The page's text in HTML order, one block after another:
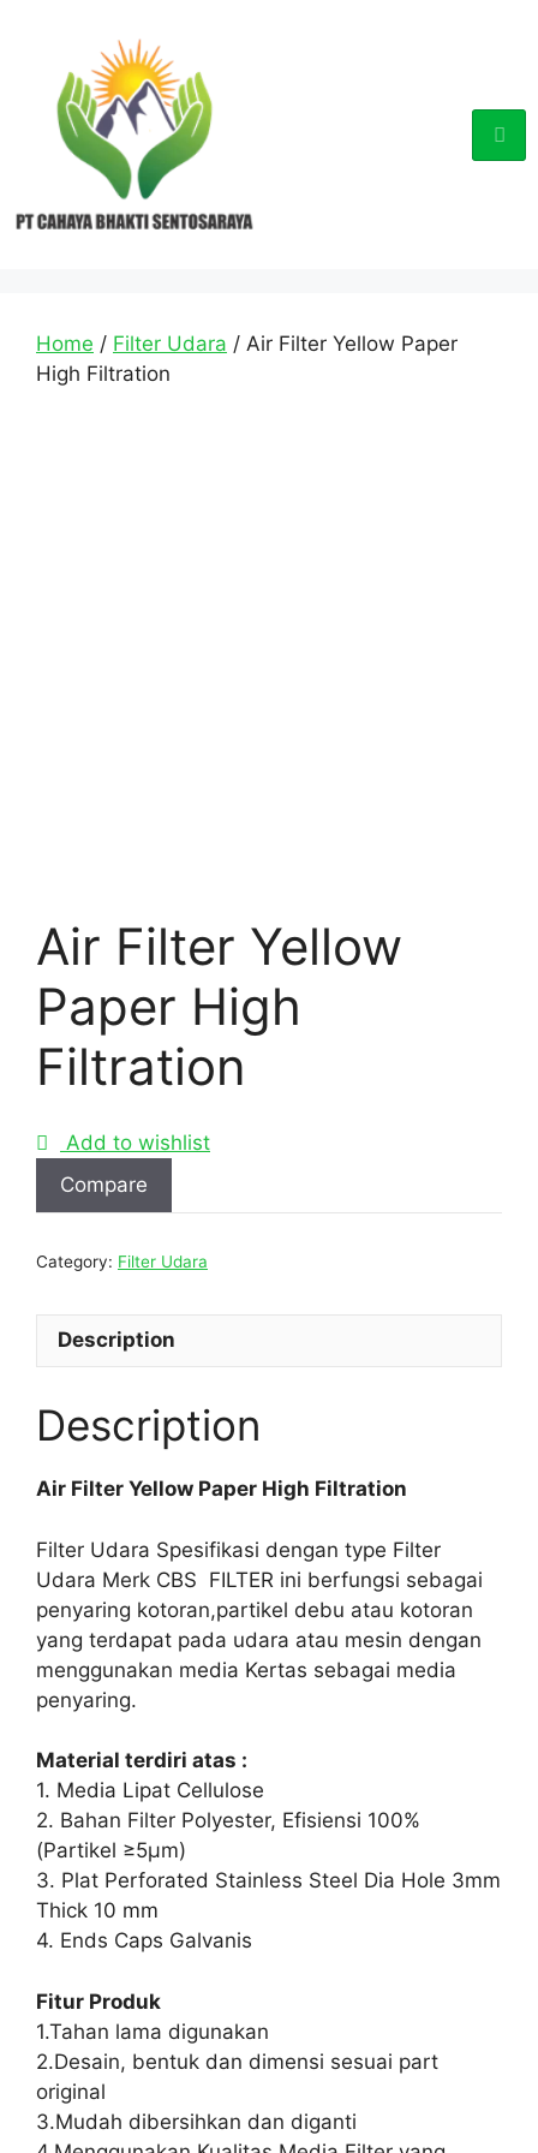
Home / Filter Udara / Air Filter Yellow Paper
High Filtration
Air Filter Yellow
Paper High
Filtration
Add to wishlist
Compare
Category: Filter Udara
Description
Description
Air Filter Yellow Paper High Filtration
Filter Udara Spesifikasi dengan type Filter
Udara Merk CBS FILTER ini berfungsi sebagai
penyaring kotoran,partikel debu atau kotoran
yang terdapat pada udara atau mesin dengan
menggunakan media Kertas sebagai media
penyaring.
Material terdiri atas :
1. Media Lipat Cellulose
2. Bahan Filter Polyester, Efisiensi 100%
(Partikel ≥5μm)
3. Plat Perforated Stainless Steel Dia Hole 3mm
Thick 10 mm
4. Ends Caps Galvanis
Fitur Produk
1.Tahan lama digunakan
2.Desain, bentuk dan dimensi sesuai part
original
3.Mudah dibersihkan dan diganti